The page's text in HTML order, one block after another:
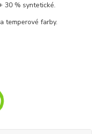
30 % syntetické.
temperové farby.